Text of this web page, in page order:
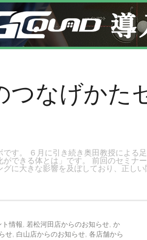
レッスン！
なげかた
す。 ６月に引き続き奥田教授による
できる体とは」です。 前回のセミナ
に大きな影響を及ぼしており、正し
情報, 若松河田店からのお知らせ, か
せ, 白山店からのお知らせ, 各店舗から